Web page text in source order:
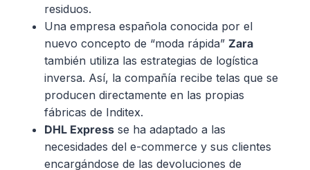
residuos.
Una empresa española conocida por el
nuevo concepto de “moda rápida” Zara
también utiliza las estrategias de logística
inversa. Así, la compañía recibe telas que se
producen directamente en las propias
fábricas de Inditex.
DHL Express se ha adaptado a las
necesidades del e-commerce y sus clientes
encargándose de las devoluciones de